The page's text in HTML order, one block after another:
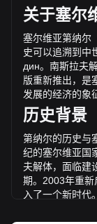
变化了 -59.07%
GRACY 的交易
通过 Bitget
Gracy 价格
Gracy价格预测
Gracy收益计算
关于塞尔
塞尔维亚第纳尔
史可以追溯到中
дин。南斯拉夫
版重新推出，是
发展的经济的象
历史背景
第纳尔的历史与
纪的塞尔维亚国
夫解体，面临建
期。 2003年重新
入了一个新时代。